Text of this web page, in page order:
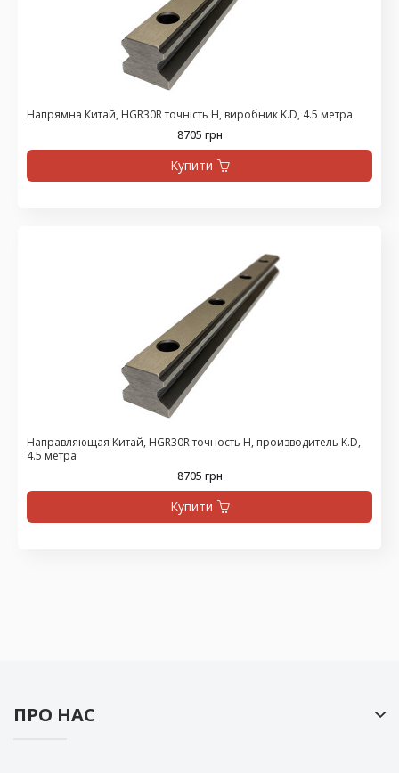
Напрямна Китай, HGR30R точність H, виробник K.D, 4.5 метра
8705 грн
Купити
Направляющая Китай, HGR30R точность H, производитель K.D,
4.5 метра
8705 грн
Купити
ПРО НАС